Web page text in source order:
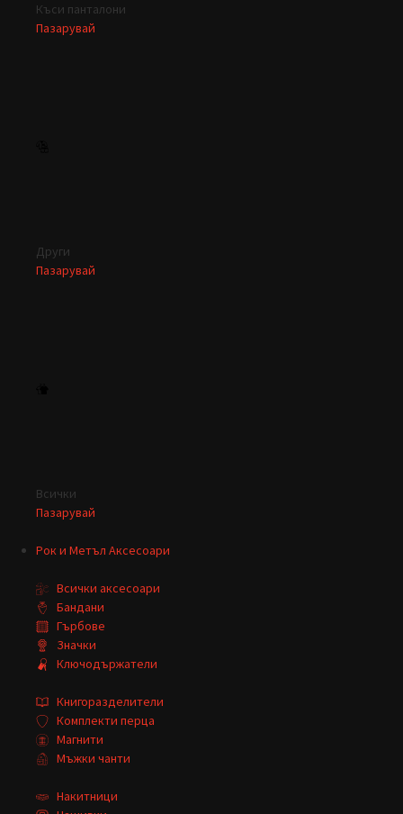
Къси панталони
Пазарувай
Други
Пазарувай
Всички
Пазарувай
Рок и Метъл Аксесоари
Всички аксесоари
Бандани
Гърбове
Значки
Ключодържатели
Книгоразделители
Комплекти перца
Магнити
Мъжки чанти
Накитници